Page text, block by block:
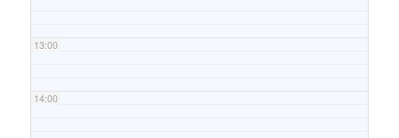
13:00
14:00